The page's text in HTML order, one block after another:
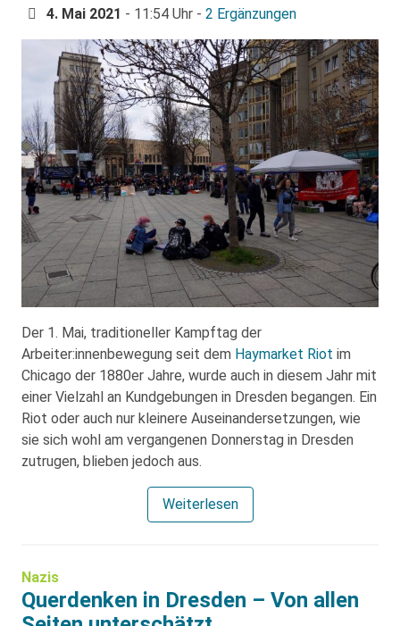
4. Mai 2021 - 11:54 Uhr - 2 Ergänzungen
Der 1. Mai, traditioneller Kampftag der
Arbeiter:innenbewegung seit dem Haymarket Riot im
Chicago der 1880er Jahre, wurde auch in diesem Jahr mit
einer Vielzahl an Kundgebungen in Dresden begangen. Ein
Riot oder auch nur kleinere Auseinandersetzungen, wie
sie sich wohl am vergangenen Donnerstag in Dresden
zutrugen, blieben jedoch aus.
Weiterlesen
Nazis
Querdenken in Dresden – Von allen